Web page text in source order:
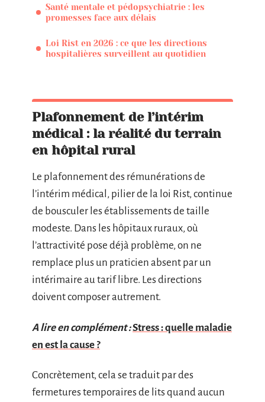
Santé mentale et pédopsychiatrie : les
promesses face aux délais
Loi Rist en 2026 : ce que les directions
hospitalières surveillent au quotidien
Plafonnement de l’intérim
médical : la réalité du terrain
en hôpital rural
Le plafonnement des rémunérations de
l’intérim médical, pilier de la loi Rist, continue
de bousculer les établissements de taille
modeste. Dans les hôpitaux ruraux, où
l’attractivité pose déjà problème, on ne
remplace plus un praticien absent par un
intérimaire au tarif libre. Les directions
doivent composer autrement.
A lire en complément :Stress : quelle maladie
en est la cause ?
Concrètement, cela se traduit par des
fermetures temporaires de lits quand aucun